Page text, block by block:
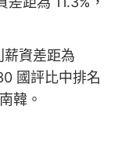
薪資差距為
國評比中排名
韓。